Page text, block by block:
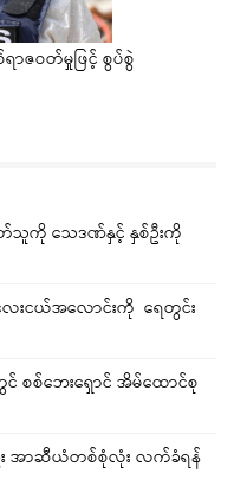
ာဇဝတ်မှုဖြင့် စွပ်စွဲ
တ်သူကို သေဒဏ်နှင့် နှစ်ဦးကို
းငယ်အလောင်းကို ရေတွင်း
စစ်ဘေးရှောင် အိမ်ထောင်စု
အာဆီယံတစ်စုံလုံး လက်ခံရန်